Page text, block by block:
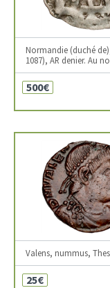
Normandie (duché
1087), AR denier. Au
500€
Valens, nummus,
25€